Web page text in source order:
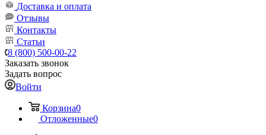
Доставка и оплата
Отзывы
Контакты
Статьи
8 (800) 500-00-22
Заказать звонок
Задать вопрос
Войти
Корзина0
Отложенные0